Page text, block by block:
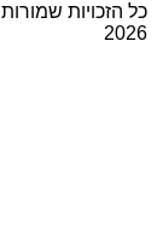
כל הזכויות
2026